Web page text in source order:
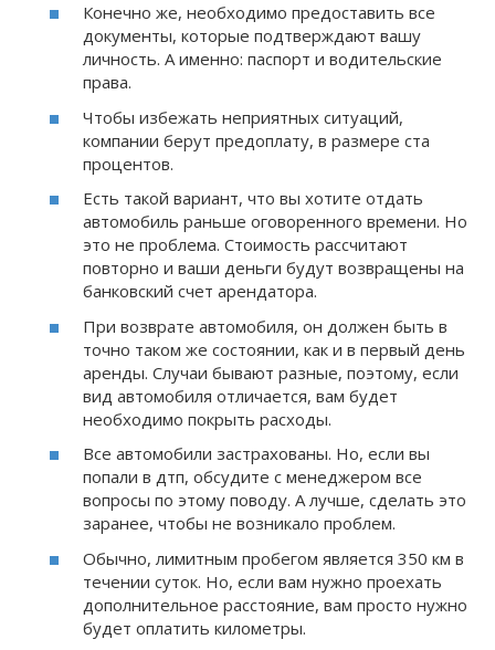
Конечно же, необходимо предоставить все
документы, которые подтверждают вашу
личность. А именно: паспорт и водительские
права.
Чтобы избежать неприятных ситуаций,
компании берут предоплату, в размере ста
процентов.
Есть такой вариант, что вы хотите отдать
автомобиль раньше оговоренного времени. Но
это не проблема. Стоимость рассчитают
повторно и ваши деньги будут возвращены на
банковский счет арендатора.
При возврате автомобиля, он должен быть в
точно таком же состоянии, как и в первый день
аренды. Случаи бывают разные, поэтому, если
вид автомобиля отличается, вам будет
необходимо покрыть расходы.
Все автомобили застрахованы. Но, если вы
попали в дтп, обсудите с менеджером все
вопросы по этому поводу. А лучше, сделать это
заранее, чтобы не возникало проблем.
Обычно, лимитным пробегом является 350 км в
течении суток. Но, если вам нужно проехать
дополнительное расстояние, вам просто нужно
будет оплатить километры.